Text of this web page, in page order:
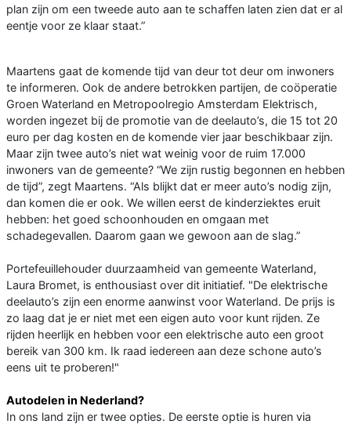
plan zijn om een tweede auto aan te schaffen laten zien dat er al
eentje voor ze klaar staat.”
Maartens gaat de komende tijd van deur tot deur om inwoners
te informeren. Ook de andere betrokken partijen, de coöperatie
Groen Waterland en Metropoolregio Amsterdam Elektrisch,
worden ingezet bij de promotie van de deelauto’s, die 15 tot 20
euro per dag kosten en de komende vier jaar beschikbaar zijn.
Maar zijn twee auto’s niet wat weinig voor de ruim 17.000
inwoners van de gemeente? “We zijn rustig begonnen en hebben
de tijd”, zegt Maartens. “Als blijkt dat er meer auto’s nodig zijn,
dan komen die er ook. We willen eerst de kinderziektes eruit
hebben: het goed schoonhouden en omgaan met
schadegevallen. Daarom gaan we gewoon aan de slag.”
Portefeuillehouder duurzaamheid van gemeente Waterland,
Laura Bromet, is enthousiast over dit initiatief. "De elektrische
deelauto’s zijn een enorme aanwinst voor Waterland. De prijs is
zo laag dat je er niet met een eigen auto voor kunt rijden. Ze
rijden heerlijk en hebben voor een elektrische auto een groot
bereik van 300 km. Ik raad iedereen aan deze schone auto’s
eens uit te proberen!"
Autodelen in Nederland?
In ons land zijn er twee opties. De eerste optie is huren via